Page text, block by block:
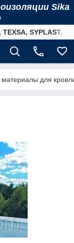
Sika
SYPLAST,
для